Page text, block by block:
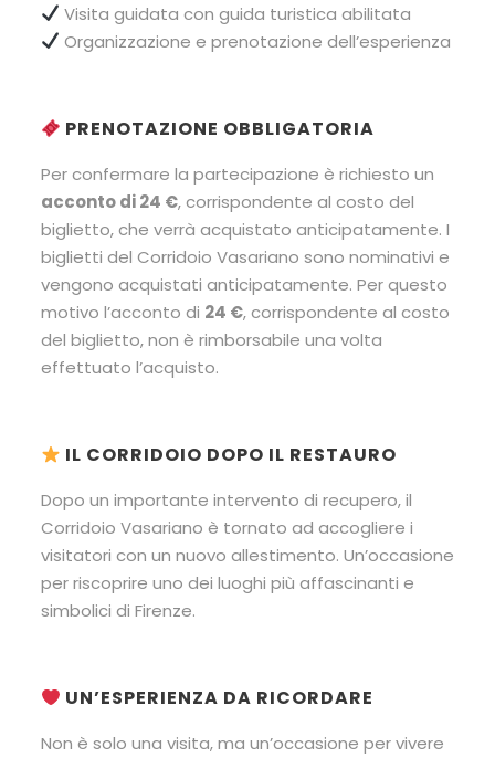
Visita guidata con guida turistica abilitata
Organizzazione e prenotazione dell’esperienza
PRENOTAZIONE OBBLIGATORIA
Per confermare la partecipazione è richiesto un
acconto di 24 €, corrispondente al costo del
biglietto, che verrà acquistato anticipatamente. I
biglietti del Corridoio Vasariano sono nominativi e
vengono acquistati anticipatamente. Per questo
motivo l’acconto di 24 €, corrispondente al costo
del biglietto, non è rimborsabile una volta
effettuato l’acquisto.
IL CORRIDOIO DOPO IL RESTAURO
Dopo un importante intervento di recupero, il
Corridoio Vasariano è tornato ad accogliere i
visitatori con un nuovo allestimento. Un’occasione
per riscoprire uno dei luoghi più affascinanti e
simbolici di Firenze.
UN’ESPERIENZA DA RICORDARE
Non è solo una visita, ma un’occasione per vivere